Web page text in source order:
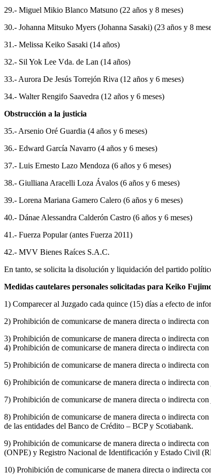
29.- Miguel Mikio Blanco Matsuno (22 años y 8 meses)
30.- Johanna Mitsuko Myers (Johanna Sasaki) (23 años y 8
31.- Melissa Keiko Sasaki (14 años)
32.- Sil Yok Lee Vda. de Lan (14 años)
33.- Aurora De Jesús Torrejón Riva (12 años y 6 meses)
34.- Walter Rengifo Saavedra (12 años y 6 meses)
Obstrucción a la justicia
35.- Arsenio Oré Guardia (4 años y 6 meses)
36.- Edward García Navarro (4 años y 6 meses)
37.- Luis Ernesto Lazo Mendoza (6 años y 6 meses)
38.- Giulliana Aracelli Loza Ávalos (6 años y 6 meses)
39.- Lorena Mariana Gamero Calero (6 años y 6 meses)
40.- Dánae Alessandra Calderón Castro (6 años y 6 meses)
41.- Fuerza Popular (antes Fuerza 2011)
42.- MVV Bienes Raíces S.A.C.
En tanto, se solicita la disolución y liquidación del partido
Medidas cautelares personales solicitadas para Keiko
1) Comparecer al Juzgado cada quince (15) días a efecto de
2) Prohibición de comunicarse de manera directa o indirecta
3) Prohibición de comunicarse de manera directa o indirecta con
4) Prohibición de comunicarse de manera directa o indirecta
5) Prohibición de comunicarse de manera directa o indirecta
6) Prohibición de comunicarse de manera directa o indirecta
7) Prohibición de comunicarse de manera directa o indirecta
8) Prohibición de comunicarse de manera directa o indirecta
de las entidades del Banco de Crédito – BCP y Scotiabank.
9) Prohibición de comunicarse de manera directa o indirecta
(ONPE) y Registro Nacional de Identificación y Estado Civil
10) Prohibición de comunicarse de manera directa o indirecta